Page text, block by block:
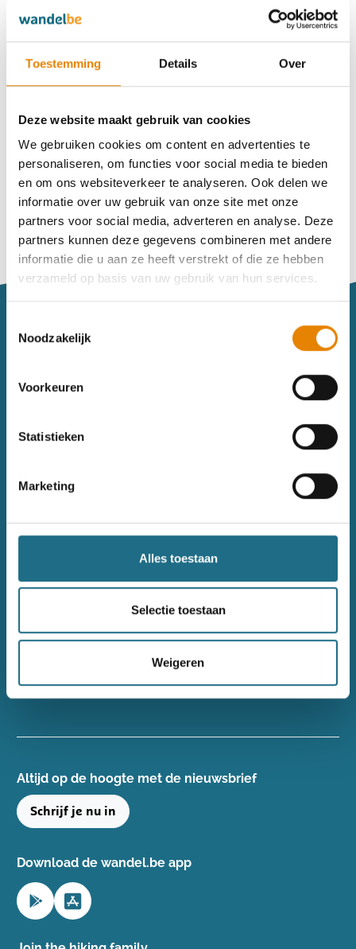
Toestemming Details Over
Deze website maakt gebruik van cookies
We gebruiken cookies om content en advertenties te
personaliseren, om functies voor social media te bieden
en om ons websiteverkeer te analyseren. Ook delen we
informatie over uw gebruik van onze site met onze
partners voor social media, adverteren en analyse. Deze
partners kunnen deze gegevens combineren met andere
informatie die u aan ze heeft verstrekt of die ze hebben
verzameld op basis van uw gebruik van hun services.
Noodzakelijk
Voorkeuren
Statistieken
Marketing
Alles toestaan
Selectie toestaan
Weigeren
Heb je nog geen account?
Maak dan een nieuw account aan
Maak een nieuw account aan
Vind je je weg niet goed in het wandeldagboek?
Raadpleeg dan hier de handleiding.
Wandelinspiratie
Gezondheid
+32(0)50 40 51 40
info@wandelsport.be
BE 0643 481 073
Altijd op de hoogte ​met de nieuwsbrief
Schrijf je nu in
Download de wandel.be app